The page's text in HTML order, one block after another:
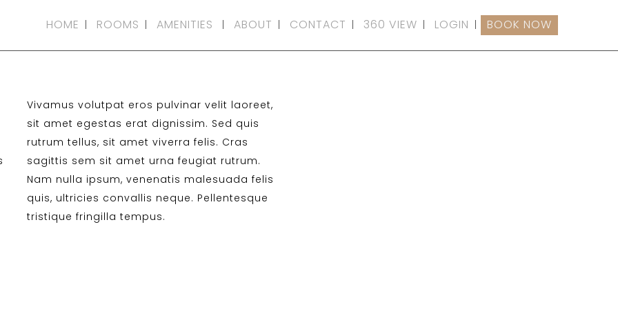
HOME ROOMS AMENITIES ABOUT CONTACT 360 VIEW LOGIN BOOK NOW
Vivamus volutpat eros pulvinar velit laoreet,
sit amet egestas erat dignissim. Sed quis
rutrum tellus, sit amet viverra felis. Cras
sagittis sem sit amet urna feugiat rutrum.
Nam nulla ipsum, venenatis malesuada felis
quis, ultricies convallis neque. Pellentesque
tristique fringilla tempus.